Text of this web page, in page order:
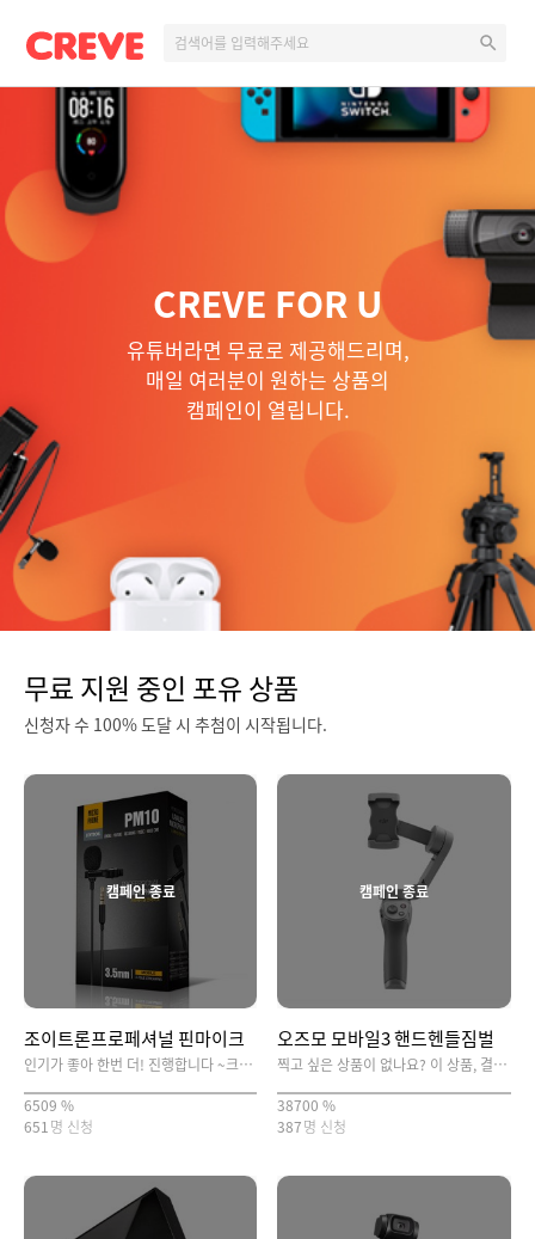
CREVE FOR U
유튜버라면 무료로 제공해드리며,
매일 여러분이 원하는 상품의
캠페인이 열립니다.
무료 지원 중인 포유 상품
신청자 수 100% 도달 시 추첨이 시작됩니다.
캠페인 종료
조이트론프로페셔널 핀마이크
인기가 좋아 한번 더! 진행합니다 ~크레브에서 제공하는 핀마이크 사용하시고 선명한 소리를 느껴보세요!
6509 %
651명 신청
캠페인 종료
오즈모 모바일3 핸드헨들짐벌
찍고 싶은 상품이 없나요? 이 상품, 결과발표는 과연 어떤 상품이 되었을까요?
38700 %
387명 신청